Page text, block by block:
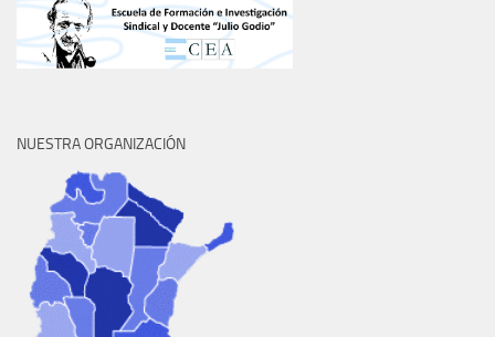
NUESTRA ORGANIZACIÓN